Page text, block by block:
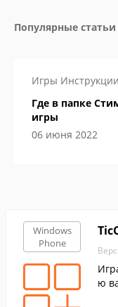
Популярные статьи
Игры Инструкции
Где в папке
игры
06 июня 2022
Windows
Phone
ю